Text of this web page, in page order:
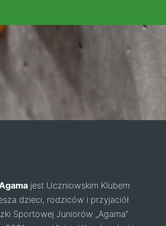
jest Uczniowskim Klubem
dzieci, rodziców i przyjaciół
Sportowej Juniorów „Agama”